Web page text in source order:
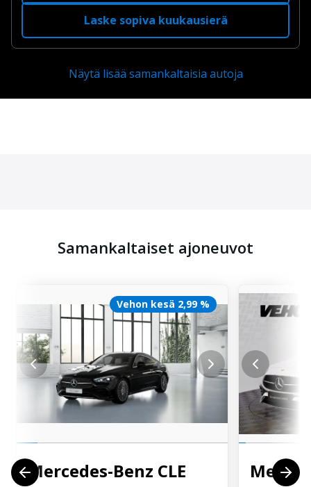
Laske sopiva kuukausierä
Näytä lisää samankaltaisia autoja
Samankaltaiset ajoneuvot
Vehon kesä 2,99 %
Mercedes-Benz CLE